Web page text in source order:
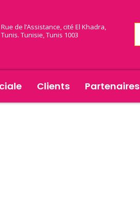
Rue de l’Assistance, cité El Khadra,
Tunis. Tunisie, Tunis 1003
Clients Partenaires